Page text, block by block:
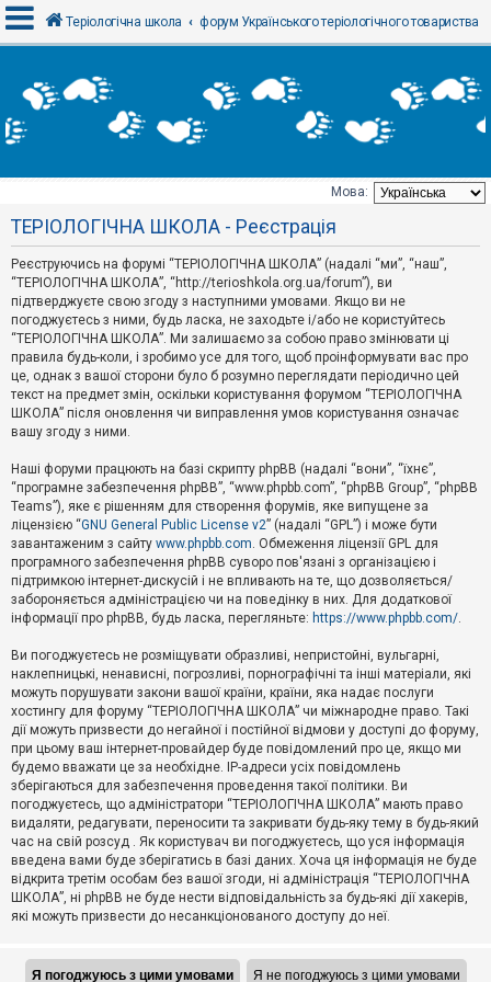
х
і
Т
е
м
и
б
е
з
в
і
д
п
о
в
і
д
й
А
к
т
и
в
н
і
м
и
П
о
ш
у
Д
о
п
о
м
Теріологічна школа форум Українського теріологічного товариства
Мова:
ТЕРІОЛОГІЧНА ШКОЛА - Реєстрація
Реєструючись на форумі “ТЕРІОЛОГІЧНА ШКОЛА” (надалі “ми”, “наш”,
“ТЕРІОЛОГІЧНА ШКОЛА”, “http://terioshkola.org.ua/forum”), ви
підтверджуєте свою згоду з наступними умовами. Якщо ви не
погоджуєтесь з ними, будь ласка, не заходьте і/або не користуйтесь
“ТЕРІОЛОГІЧНА ШКОЛА”. Ми залишаємо за собою право змінювати ці
правила будь-коли, і зробимо усе для того, щоб проінформувати вас про
це, однак з вашої сторони було б розумно переглядати періодично цей
текст на предмет змін, оскільки користування форумом “ТЕРІОЛОГІЧНА
ШКОЛА” після оновлення чи виправлення умов користування означає
вашу згоду з ними.
Наші форуми працюють на базі скрипту phpBB (надалі “вони”, “їхнє”,
“програмне забезпечення phpBB”, “www.phpbb.com”, “phpBB Group”, “phpBB
Teams”), яке є рішенням для створення форумів, яке випущене за
ліцензією “GNU General Public License v2” (надалі “GPL”) і може бути
завантаженим з сайту www.phpbb.com. Обмеження ліцензії GPL для
програмного забезпечення phpBB суворо пов'язані з організацією і
підтримкою інтернет-дискусій і не впливають на те, що дозволяється/
забороняється адміністрацією чи на поведінку в них. Для додаткової
інформації про phpBB, будь ласка, перегляньте: https://www.phpbb.com/.
Ви погоджуєтесь не розміщувати образливі, непристойні, вульгарні,
наклепницькі, ненависні, погрозливі, порнографічні та інші матеріали, які
можуть порушувати закони вашої країни, країни, яка надає послуги
хостингу для форуму “ТЕРІОЛОГІЧНА ШКОЛА” чи міжнародне право. Такі
дії можуть призвести до негайної і постійної відмови у доступі до форуму,
при цьому ваш інтернет-провайдер буде повідомлений про це, якщо ми
будемо вважати це за необхідне. IP-адреси усіх повідомлень
зберігаються для забезпечення проведення такої політики. Ви
погоджуєтесь, що адміністратори “ТЕРІОЛОГІЧНА ШКОЛА” мають право
видаляти, редагувати, переносити та закривати будь-яку тему в будь-який
час на свій розсуд . Як користувач ви погоджуєтесь, що уся інформація
введена вами буде зберігатись в базі даних. Хоча ця інформація не буде
відкрита третім особам без вашої згоди, ні адміністрація “ТЕРІОЛОГІЧНА
ШКОЛА”, ні phpBB не буде нести відповідальність за будь-які дії хакерів,
які можуть призвести до несанкціонованого доступу до неї.